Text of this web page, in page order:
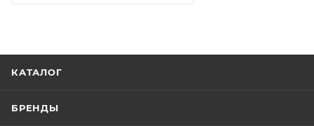
КАТАЛОГ
БРЕНДЫ